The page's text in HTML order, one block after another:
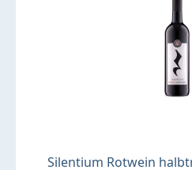
Silentium Rotwein